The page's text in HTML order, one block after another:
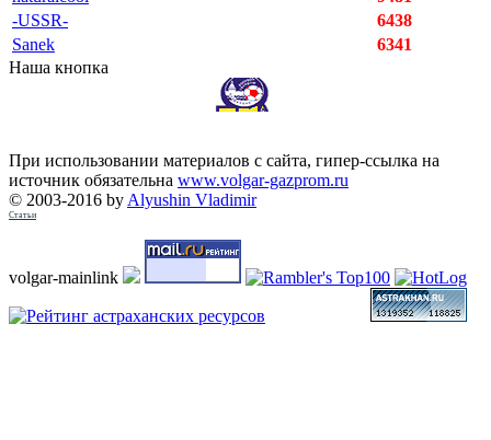
-USSR-
6438
Sanek
6341
Наша кнопка
При использовании материалов с сайта, гипер-ссылка на
источник обязательна www.volgar-gazprom.ru
© 2003-2016 by Alyushin Vladimir
Статьи
volgar-mainlink